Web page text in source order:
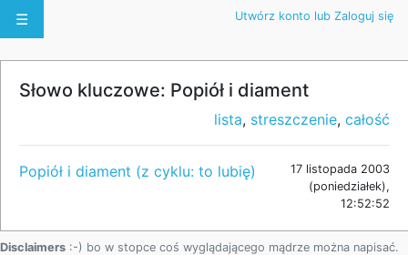
☰ Utwórz konto lub Zaloguj się
Słowo kluczowe: Popiół i diament
lista, streszczenie, całość
Popiół i diament (z cyklu: to lubię)
17 listopada 2003
(poniedziałek),
12:52:52
Disclaimers :-) bo w stopce coś wyglądającego mądrze można napisać.